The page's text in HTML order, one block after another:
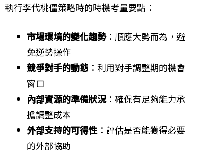
執行李代桃僵策略時的時機考量要點：
市場環境的變化趨勢：順應大勢而為，避
免逆勢操作
競爭對手的動態 ：利用對手調整期的機會
窗口
內部資源的準備狀況：確保有足夠能力承
擔調整成本
外部支持的可得性：評估是否能獲得必要
的外部協助